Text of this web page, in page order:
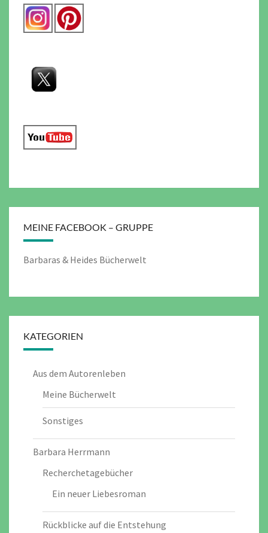
MEINE FACEBOOK – GRUPPE
Barbaras & Heides Bücherwelt
KATEGORIEN
Aus dem Autorenleben
Meine Bücherwelt
Sonstiges
Barbara Herrmann
Recherchetagebücher
Ein neuer Liebesroman
Rückblicke auf die Entstehung